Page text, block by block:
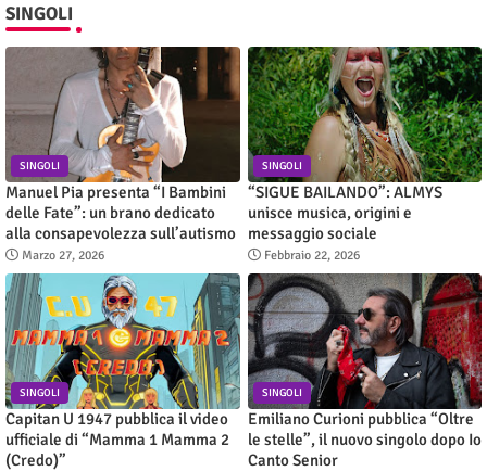
SINGOLI
SINGOLI
Manuel Pia presenta “I Bambini
delle Fate”: un brano dedicato
alla consapevolezza sull’autismo
Marzo 27, 2026
SINGOLI
“SIGUE BAILANDO”: ALMYS
unisce musica, origini e
messaggio sociale
Febbraio 22, 2026
SINGOLI
Capitan U 1947 pubblica il video
ufficiale di “Mamma 1 Mamma 2
(Credo)”
SINGOLI
Emiliano Curioni pubblica “Oltre
le stelle”, il nuovo singolo dopo Io
Canto Senior